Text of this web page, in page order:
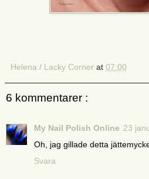
Helena / Lacky Corner at 07:00
6 kommentarer :
My Nail Polish Online 23
Oh, jag gillade detta
Svara